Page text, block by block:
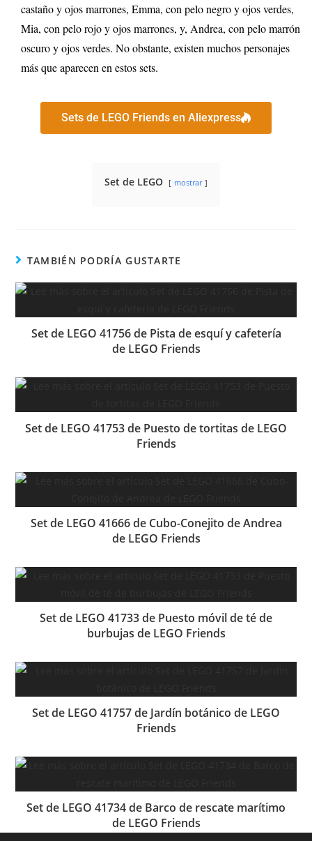
castaño y ojos marrones, Emma, con pelo negro y ojos verdes,
Mia, con pelo rojo y ojos marrones, y, Andrea, con pelo marrón
oscuro y ojos verdes. No obstante, existen muchos personajes
más que aparecen en estos sets.
Sets de LEGO Friends en Aliexpress
Set de LEGO mostrar
TAMBIÉN PODRÍA GUSTARTE
Set de LEGO 41756 de Pista de esquí y cafetería
de LEGO Friends
Set de LEGO 41753 de Puesto de tortitas de LEGO
Friends
Set de LEGO 41666 de Cubo-Conejito de Andrea
de LEGO Friends
Set de LEGO 41733 de Puesto móvil de té de
burbujas de LEGO Friends
Set de LEGO 41757 de Jardín botánico de LEGO
Friends
Set de LEGO 41734 de Barco de rescate marítimo
de LEGO Friends